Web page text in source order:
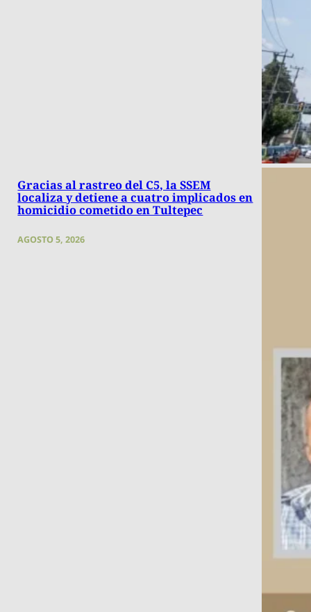
Gracias al rastreo del C5, la SSEM
localiza y detiene a cuatro implicados en
homicidio cometido en Tultepec
AGOSTO 5, 2026